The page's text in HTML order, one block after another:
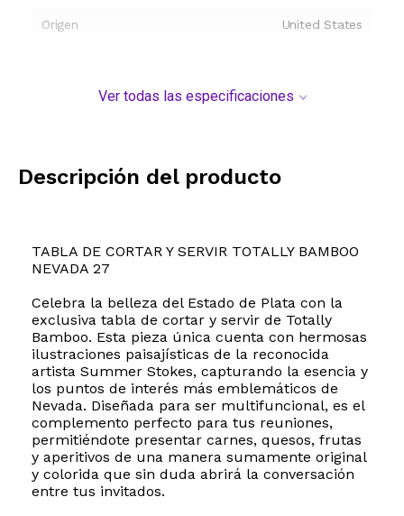
Origen United States
Ver todas las especificaciones
Descripción del producto
TABLA DE CORTAR Y SERVIR TOTALLY BAMBOO
NEVADA 27
Celebra la belleza del Estado de Plata con la
exclusiva tabla de cortar y servir de Totally
Bamboo. Esta pieza única cuenta con hermosas
ilustraciones paisajísticas de la reconocida
artista Summer Stokes, capturando la esencia y
los puntos de interés más emblemáticos de
Nevada. Diseñada para ser multifuncional, es el
complemento perfecto para tus reuniones,
permitiéndote presentar carnes, quesos, frutas
y aperitivos de una manera sumamente original
y colorida que sin duda abrirá la conversación
entre tus invitados.